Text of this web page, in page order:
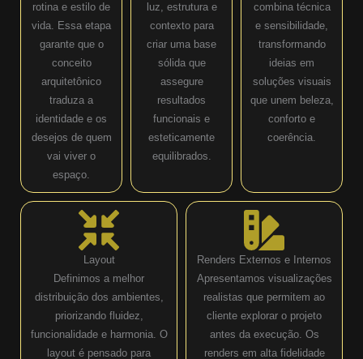
rotina e estilo de
vida. Essa etapa
garante que o
conceito
arquitetônico
traduza a
identidade e os
desejos de quem
vai viver o
espaço.
luz, estrutura e
contexto para
criar uma base
sólida que
assegure
resultados
funcionais e
esteticamente
equilibrados.
combina técnica
e sensibilidade,
transformando
ideias em
soluções visuais
que unem beleza,
conforto e
coerência.
Layout
Definimos a melhor
distribuição dos ambientes,
priorizando fluidez,
funcionalidade e harmonia. O
layout é pensado para
Renders Externos e Internos
Apresentamos visualizações
realistas que permitem ao
cliente explorar o projeto
antes da execução. Os
renders em alta fidelidade